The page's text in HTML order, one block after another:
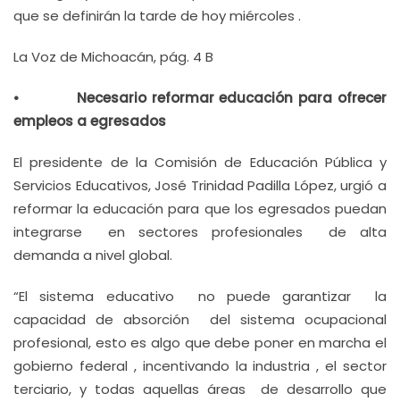
que se definirán la tarde de hoy miércoles .
La Voz de Michoacán, pág. 4 B
• Necesario reformar educación para ofrecer
empleos a egresados
El presidente de la Comisión de Educación Pública y
Servicios Educativos, José Trinidad Padilla López, urgió a
reformar la educación para que los egresados puedan
integrarse en sectores profesionales de alta
demanda a nivel global.
“El sistema educativo no puede garantizar la
capacidad de absorción del sistema ocupacional
profesional, esto es algo que debe poner en marcha el
gobierno federal , incentivando la industria , el sector
terciario, y todas aquellas áreas de desarrollo que